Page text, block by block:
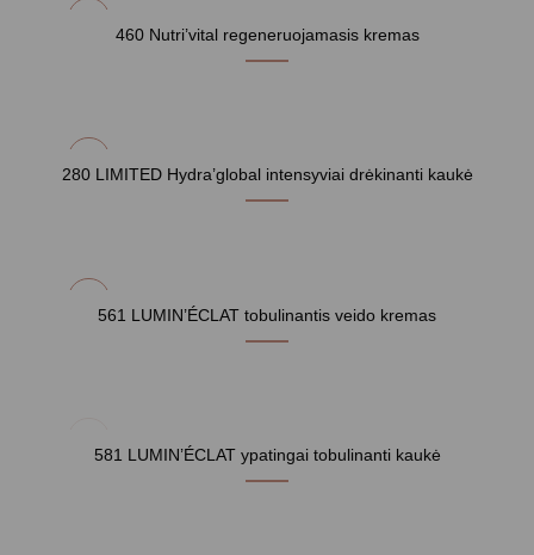
460 Nutri’vital regeneruojamasis kremas
280 LIMITED Hydra’global intensyviai drėkinanti kaukė
561 LUMIN’ÉCLAT tobulinantis veido kremas
NETURIME
581 LUMIN’ÉCLAT ypatingai tobulinanti kaukė